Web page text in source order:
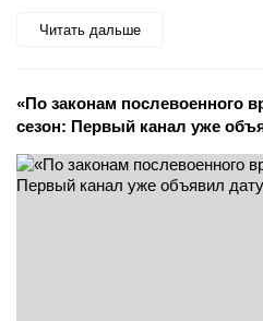
Читать дальше
«По законам послевоенного
сезон: Первый канал уже